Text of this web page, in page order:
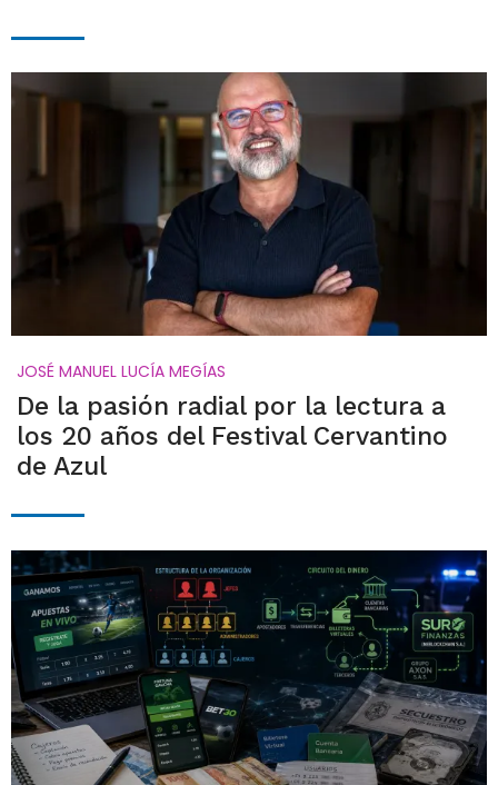
JOSÉ MANUEL LUCÍA MEGÍAS
De la pasión radial por la lectura a
los 20 años del Festival Cervantino
de Azul